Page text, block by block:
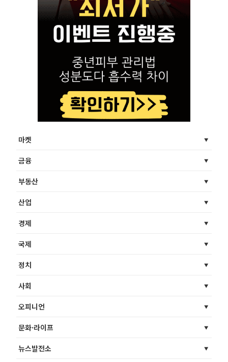
마켓
금융
부동산
산업
경제
국제
정치
사회
오피니언
문화·라이프
뉴스발전소